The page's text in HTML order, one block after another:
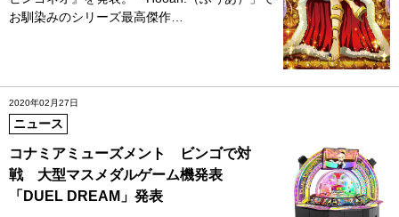
お馴染みのシリーズ最高傑作…
2020年02月27日
ニュース
コナミアミューズメント ビンゴで対
戦 大型マスメダルゲーム機発表
「DUEL DREAM」発表